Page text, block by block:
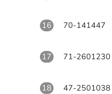
16 70-141447
17 71-2601230
18 47-2501038